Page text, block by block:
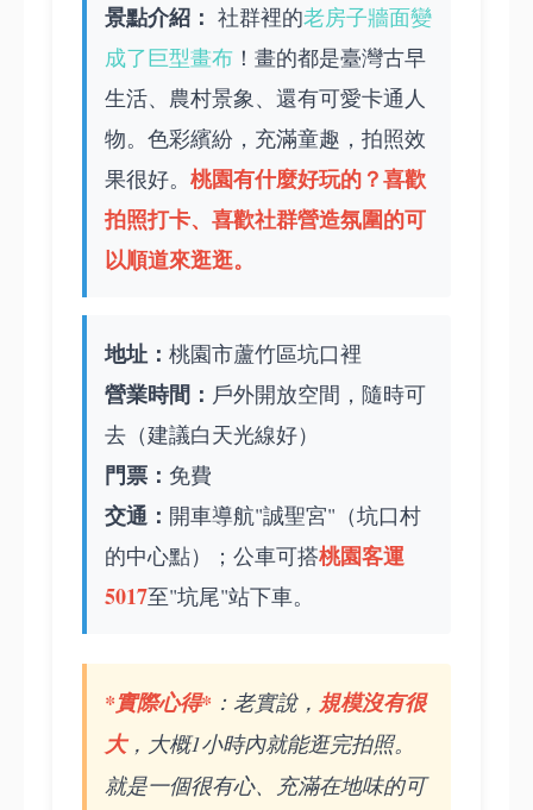
景點介紹： 社群裡的老房子牆面變
成了巨型畫布 ！畫的都是臺灣古早
生活、農村景象、還有可愛卡通人
物。色彩繽紛，充滿童趣，拍照效
果很好。 桃園有什麼好玩的？喜歡
拍照打卡、喜歡社群營造氛圍的可
以順道來逛逛。
地址： 桃園市蘆竹區坑口裡
營業時間： 戶外開放空間，隨時可
去（建議白天光線好）
門票： 免費
交通： 開車導航"誠聖宮"（坑口村
的中心點）；公車可搭桃園客運
5017至"坑尾"站下車。
*實際心得* ：老實說， 規模沒有很
大，大概1小時內就能逛完拍照。
就是一個很有心、充滿在地味的可